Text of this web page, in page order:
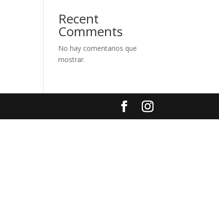
Recent
Comments
No hay comentarios que
mostrar.